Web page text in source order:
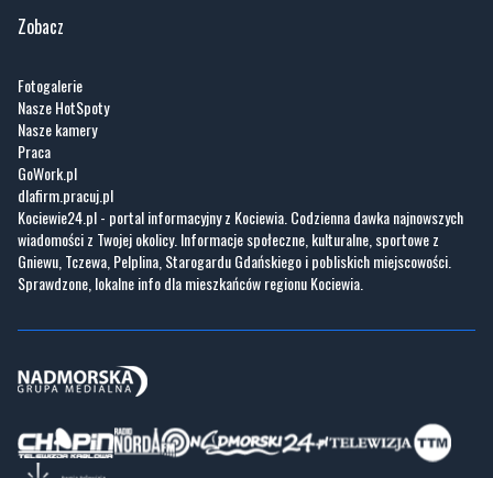
Zobacz
Fotogalerie
Nasze HotSpoty
Nasze kamery
Praca
GoWork.pl
dlafirm.pracuj.pl
Kociewie24.pl - portal informacyjny z Kociewia. Codzienna dawka najnowszych
wiadomości z Twojej okolicy. Informacje społeczne, kulturalne, sportowe z
Gniewu, Tczewa, Pelplina, Starogardu Gdańskiego i pobliskich miejscowości.
Sprawdzone, lokalne info dla mieszkańców regionu Kociewia.